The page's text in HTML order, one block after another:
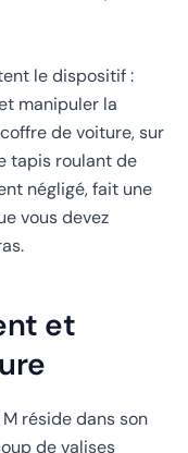
le dispositif :
manipuler la
de voiture, sur
tapis roulant de
négligé, fait une
vous devez
et
réside dans son
de valises